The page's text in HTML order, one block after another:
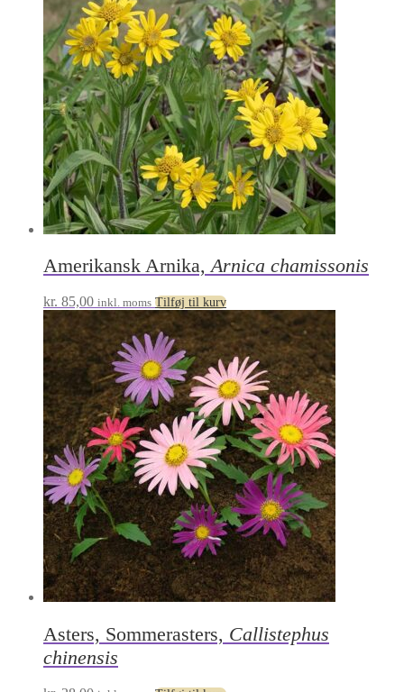
Amerikansk Arnika,Arnica chamissonis
kr. 85,00 inkl. moms Tilføj til kurv
Asters, Sommerasters, Callistephus
chinensis